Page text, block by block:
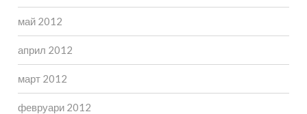
май 2012
април 2012
март 2012
февруари 2012